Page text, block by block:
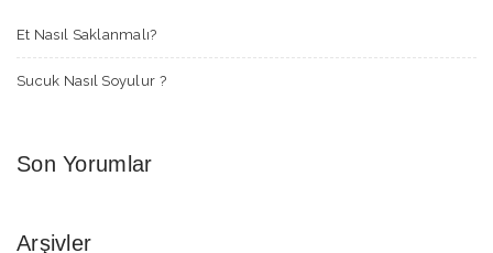
Et Nasıl Saklanmalı?
Sucuk Nasıl Soyulur ?
Son Yorumlar
Arşivler